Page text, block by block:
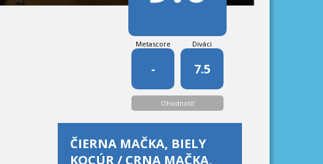
Metascore
-
Diváci
7.5
Ohodnotiť
ČIERNA MAČKA, BIELY
KOCÚR / CRNA MAČKA,